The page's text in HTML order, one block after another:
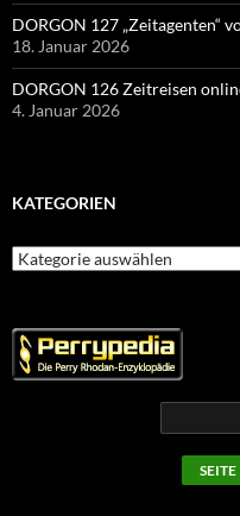
DORGON 127 „Zeitagenten“
18. Januar 2026
DORGON 126 Zeitreisen
4. Januar 2026
KATEGORIEN
Kategorien